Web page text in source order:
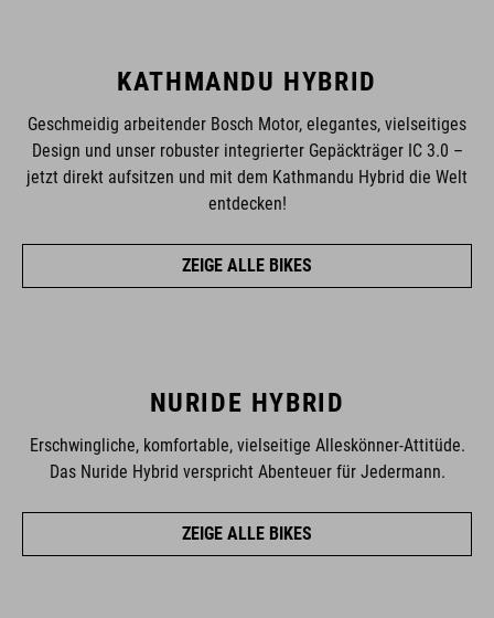
KATHMANDU HYBRID
Geschmeidig arbeitender Bosch Motor, elegantes, vielseitiges
Design und unser robuster integrierter Gepäckträger IC 3.0 –
jetzt direkt aufsitzen und mit dem Kathmandu Hybrid die Welt
entdecken!
ZEIGE ALLE BIKES
NURIDE HYBRID
Erschwingliche, komfortable, vielseitige Alleskönner-Attitüde.
Das Nuride Hybrid verspricht Abenteuer für Jedermann.
ZEIGE ALLE BIKES